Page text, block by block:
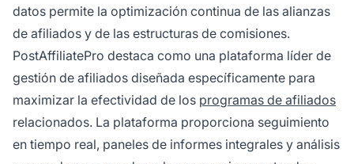
datos permite la optimización continua de las alianzas
de afiliados y de las estructuras de comisiones.
PostAffiliatePro destaca como una plataforma líder de
gestión de afiliados diseñada específicamente para
maximizar la efectividad de los programas de afiliados
relacionados. La plataforma proporciona seguimiento
en tiempo real, paneles de informes integrales y análisis